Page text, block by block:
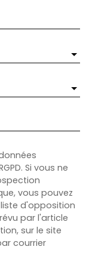
Si vous ne
vous pouvez
d'opposition
par l'article
sur le site
courrier